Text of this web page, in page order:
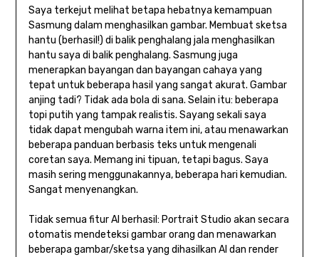
Saya terkejut melihat betapa hebatnya kemampuan
Sasmung dalam menghasilkan gambar. Membuat sketsa
hantu (berhasil!) di balik penghalang jala menghasilkan
hantu saya di balik penghalang. Sasmung juga
menerapkan bayangan dan bayangan cahaya yang
tepat untuk beberapa hasil yang sangat akurat. Gambar
anjing tadi? Tidak ada bola di sana. Selain itu: beberapa
topi putih yang tampak realistis. Sayang sekali saya
tidak dapat mengubah warna item ini, atau menawarkan
beberapa panduan berbasis teks untuk mengenali
coretan saya. Memang ini tipuan, tetapi bagus. Saya
masih sering menggunakannya, beberapa hari kemudian.
Sangat menyenangkan.
Tidak semua fitur AI berhasil: Portrait Studio akan secara
otomatis mendeteksi gambar orang dan menawarkan
beberapa gambar/sketsa yang dihasilkan AI dan render